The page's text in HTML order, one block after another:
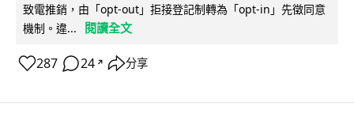
致電推銷，由「opt-out」拒接登記制轉為「opt-in」先徵同意
機制。違...
閱讀全文
287 24 ↗ 分享